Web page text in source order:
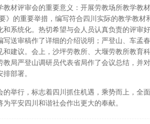
材评审会的重要意义：开展劳教场所教学教
》的重要举措，编写符合四川实际的教学教
和系统化。热切希望与会人员认真负责的评审
送审稿作了详细的介绍说明；严登山、车孟
建议。会上，沙坪劳教所、大堰劳教所教育
局严登山调研员代表省局作了会议总结，并
部署。
行，标志着四川抓住机遇，乘势而上，全面
平安四川和谐社会作出更大的奉献。